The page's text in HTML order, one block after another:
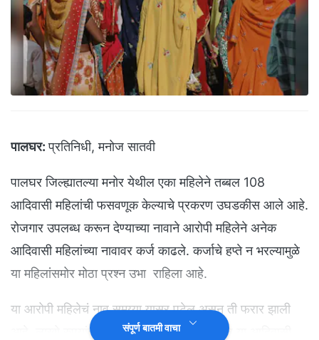
पालघर: प्रतिनिधी, मनोज सातवी
पालघर जिल्ह्यातल्या मनोर येथील एका महिलेने तब्बल 108
आदिवासी महिलांची फसवणूक केल्याचे प्रकरण उघडकीस आले आहे.
रोजगार उपलब्ध करून देण्याच्या नावाने आरोपी महिलेने अनेक
आदिवासी महिलांच्या नावावर कर्ज काढले. कर्जाचे हप्ते न भरल्यामुळे
या महिलांसमोर मोठा प्रश्न उभा राहिला आहे.
या आरोपी महिलेचं नाव सुमय्या यासर पटेल असून ती फरार झाली
आहे. लाखो रुपयांचं कर्ज कसं फेडायच, असा प्रश्न या आदिवासी
संपूर्ण बातमी वाचा